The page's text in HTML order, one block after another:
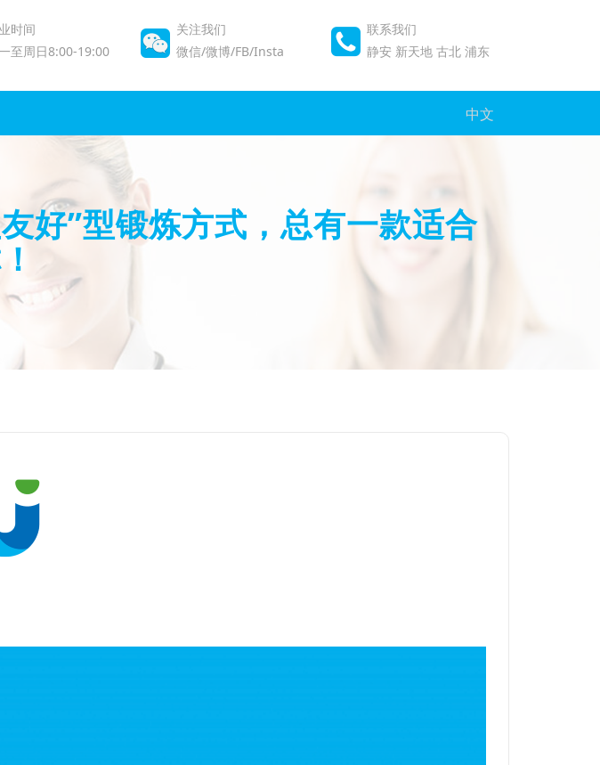
时间
至周日8:00-19:00
关注我们
微信/微博/FB/Insta
联系我们
静安 新天地 古北 浦东
中文
好”型锻炼方式，总有一款适合